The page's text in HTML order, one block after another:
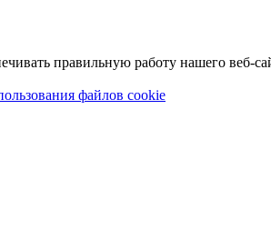
правильную работу нашего веб-
файлов cookie